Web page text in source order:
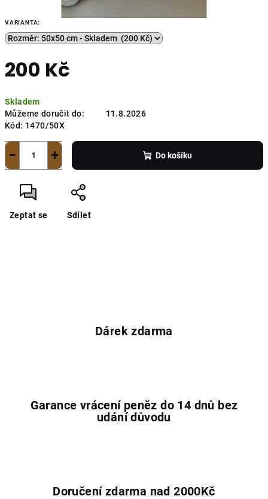
VARIANTA:
200 Kč
cena:
Skladem
Můžeme doručit do:
11.8.2026
Kód: 1470/50X
+
− Do košíku
Zeptat se Sdílet
Dárek zdarma
Garance vrácení peněz do 14 dnů bez
udání důvodu
Doručení zdarma nad 2000Kč